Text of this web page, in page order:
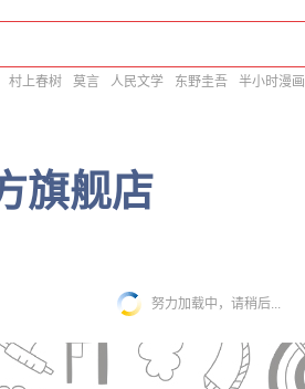
村上春树 莫言 人民文学 东野圭吾 半小时漫画
旗舰店
努力加载中，请稍后...